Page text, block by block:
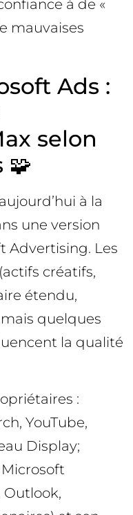
à de «
mauvaises
Ads :
selon
🧩
à la
une version
Advertising. Les
créatifs,
étendu,
quelques
la qualité
:
YouTube,
Display;
Outlook,